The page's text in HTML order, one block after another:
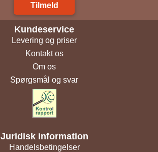
Tilmeld
Kundeservice
Levering og priser
Kontakt os
Om os
Spørgsmål og svar
Juridisk information
Handelsbetingelser